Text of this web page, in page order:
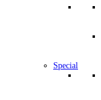
Special